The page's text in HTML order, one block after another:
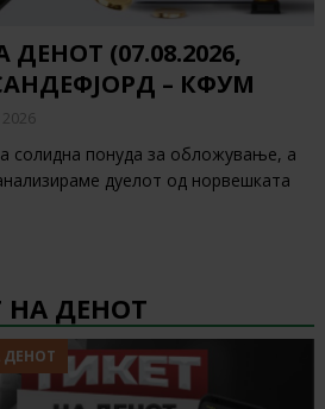
(07.08.2026,
– КФУМ
солидна понуда за обложување, а
дуелот од норвешката
НА ДЕНОТ
ДЕНОТ